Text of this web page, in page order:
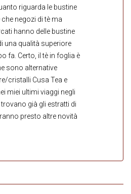
riguarda le bustine
negozi di tè ma
hanno delle bustine
una qualità superiore
fa. Certo, il tè in foglia è
sono alternative
cristalli Cusa Tea e
miei ultimi viaggi negli
già gli estratti di
presto altre novità